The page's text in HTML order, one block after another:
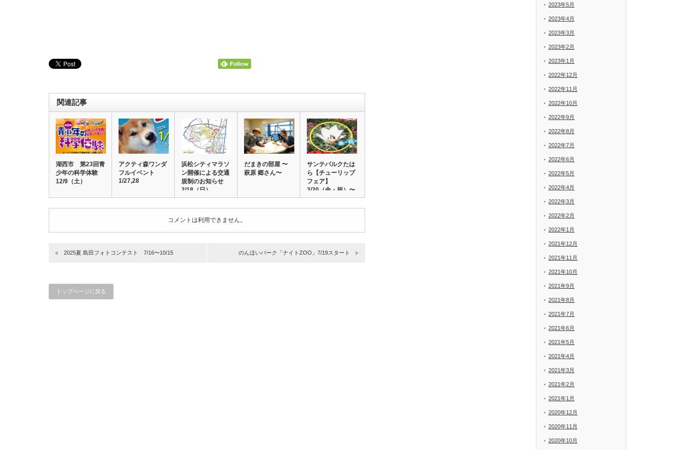
関連記事
湖西市 第23回青
少年の科学体験
12/9（土）
アクティ森ワンダ
フルイベント
1/27,28
浜松シティマラソ
ン開催による交通
規制のお知らせ
2/18（日）
だまきの部屋 〜
萩原 郷さん〜
サンテパルクたは
ら【チューリップ
フェア】
3/20（金・祝）〜
コメントは利用できません。
2025夏 島田フォトコンテスト 7/16〜10/15 のんほいパーク「ナイトZOO」7/19スタート
トップページに戻る
2023年5月
2023年4月
2023年3月
2023年2月
2023年1月
2022年12月
2022年11月
2022年10月
2022年9月
2022年8月
2022年7月
2022年6月
2022年5月
2022年4月
2022年3月
2022年2月
2022年1月
2021年12月
2021年11月
2021年10月
2021年9月
2021年8月
2021年7月
2021年6月
2021年5月
2021年4月
2021年3月
2021年2月
2021年1月
2020年12月
2020年11月
2020年10月